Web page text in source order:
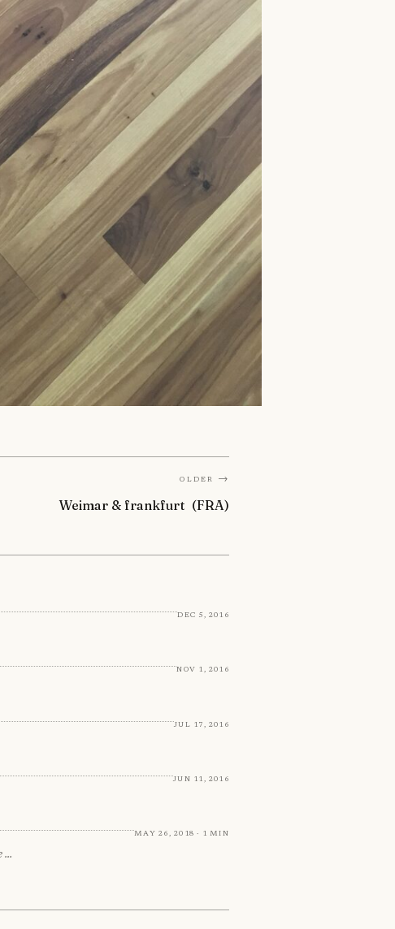
Older →
Weimar & frankfurt (FRA)
Dec 5, 2016
Nov 1, 2016
Jul 17, 2016
Jun 11, 2016
May 26, 2018 · 1 min
…